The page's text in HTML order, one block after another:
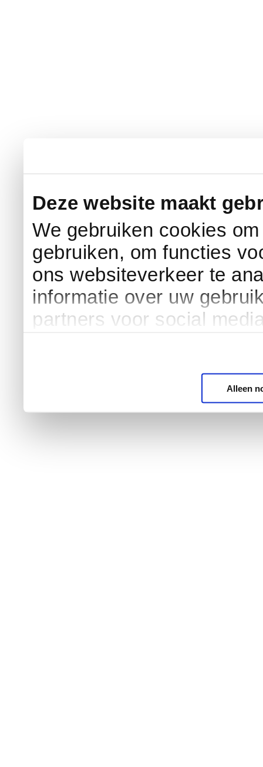
Deze website maakt
We gebruiken cookies
gebruiken, om functies
ons websiteverkeer te
informatie over uw
partners voor social
Alleen